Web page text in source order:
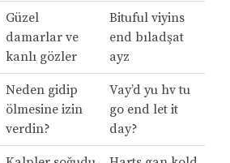
Güzel
damarlar ve
kanlı gözler
Bituful viyins
end bıladşat
ayz
Neden gidip
ölmesine izin
verdin?
Vay’d yu hv tu
go end let it
day?